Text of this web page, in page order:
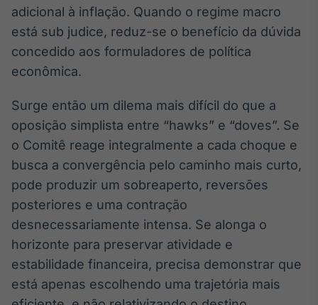
BroadFast
Em breve
Gestão de
Em breve
adicional à inflação. Quando o regime macro
está sub judice, reduz-se o benefício da dúvida
concedido aos formuladores de política
econômica.
Surge então um dilema mais difícil do que a
oposição simplista entre “hawks” e “doves”. Se
o Comitê reage integralmente a cada choque e
busca a convergência pelo caminho mais curto,
pode produzir um sobreaperto, reversões
posteriores e uma contração
desnecessariamente intensa. Se alonga o
horizonte para preservar atividade e
estabilidade financeira, precisa demonstrar que
está apenas escolhendo uma trajetória mais